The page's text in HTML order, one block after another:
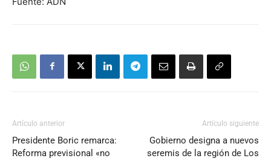
Artículo anterior
Presidente Boric remarca:
Reforma previsional «no
Artículo siguiente
Gobierno designa a nuevos
seremis de la región de Los